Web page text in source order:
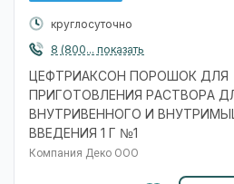
круглосуточно
8 (800... показать
ЦЕФТРИАКСОН ПОРОШОК ДЛЯ
ПРИГОТОВЛЕНИЯ РАСТВОРА
ВНУТРИВЕННОГО И
ВВЕДЕНИЯ 1 Г №1
Компания Деко ООО